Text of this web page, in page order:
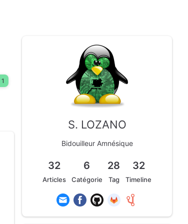
1
S. LOZANO
Bidouilleur Amnésique
32
Articles
6
Catégorie
28
Tag
32
Timeline